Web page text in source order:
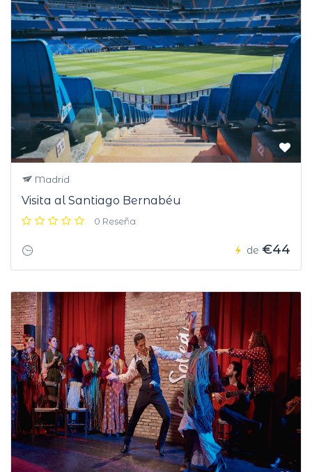
Madrid
Visita al Santiago Bernabéu
0 Reseña
de €44